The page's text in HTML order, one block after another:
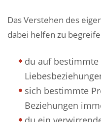
Das Verstehen des
dabei helfen zu
du auf bestimmte
sich bestimmte
Beziehungen